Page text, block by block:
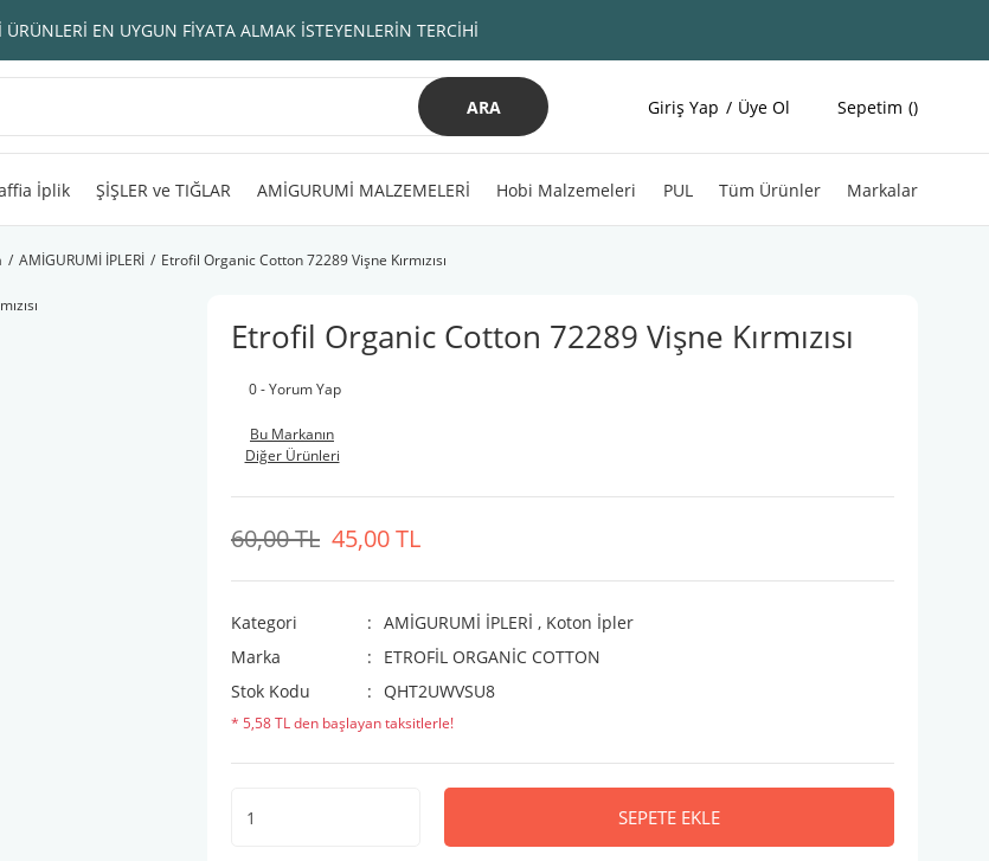
ÜRÜNLERİ EN UYGUN FİYATA ALMAK İSTEYENLERİN TERCİHİ
ARA Giriş Yap Üye Ol Sepetim
İplik ŞİŞLER ve TIĞLAR AMİGURUMİ MALZEMELERİ Hobi Malzemeleri PUL Tüm Ürünler Markalar
AMİGURUMİ İPLERİ Etrofil Organic Cotton 72289 Vişne Kırmızısı
Etrofil Organic Cotton 72289 Vişne Kırmızısı
0 - Yorum Yap
Bu Markanın
Diğer Ürünleri
45,00 TL
60,00 TL
Kategori AMİGURUMİ İPLERİ , Koton İpler
Marka
ETROFİL ORGANİC COTTON
Stok Kodu
QHT2UWVSU8
* 5,58 TL den başlayan taksitlerle!
SEPETE EKLE